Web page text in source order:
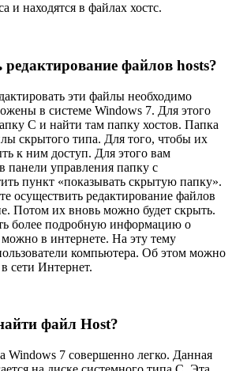
и находятся в файлах хостс.
файлов hosts?
эти файлы необходимо
в системе Windows 7. Для этого
C и найти там папку хостов. Папка
скрытого типа. Для того, чтобы их
к ним доступ. Для этого вам
панели управления папку с
пункт «показывать скрытую папку».
осуществить редактирование файлов
Потом их вновь можно будет скрыть.
более подробную информацию о
в интернете. На эту тему
компьютера. Об этом можно
сети Интернет.
файл Host?
Windows 7 совершенно легко. Данная